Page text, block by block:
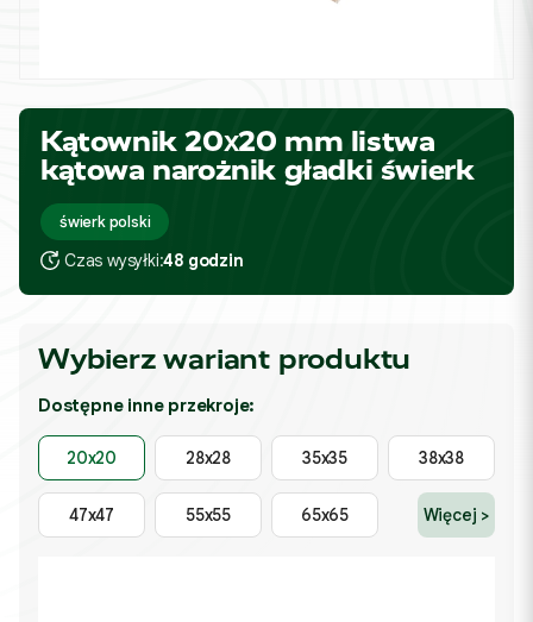
Kątownik 20x20 mm listwa
kątowa narożnik gładki świerk
świerk polski
Czas wysyłki:48 godzin
Wybierz wariant produktu
Dostępne inne przekroje:
20x20 28x28 35x35 38x38
47x47 55x55 65x65 Więcej >